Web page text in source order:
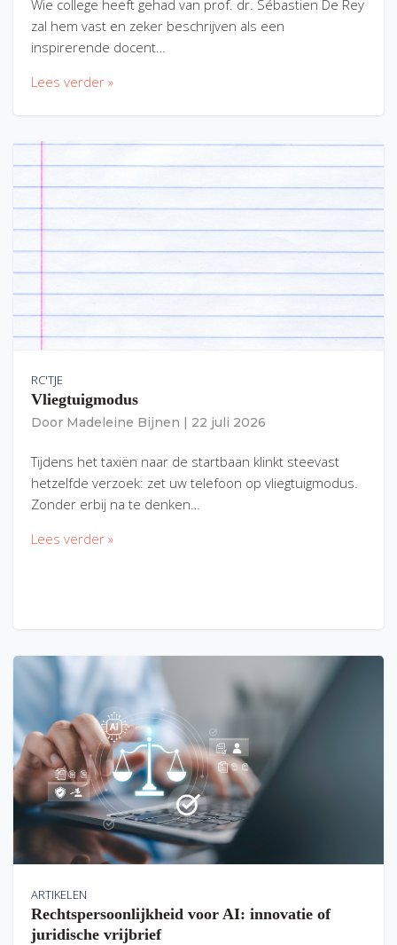
Wie college heeft gehad van prof. dr. Sébastien De Rey
zal hem vast en zeker beschrijven als een
inspirerende docent…
Lees verder »
RC'TJE
Vliegtuigmodus
Door Madeleine Bijnen 22 juli 2026
Tijdens het taxiën naar de startbaan klinkt steevast
hetzelfde verzoek: zet uw telefoon op vliegtuigmodus.
Zonder erbij na te denken…
Lees verder »
ARTIKELEN
Rechtspersoonlijkheid voor AI: innovatie of
juridische vrijbrief